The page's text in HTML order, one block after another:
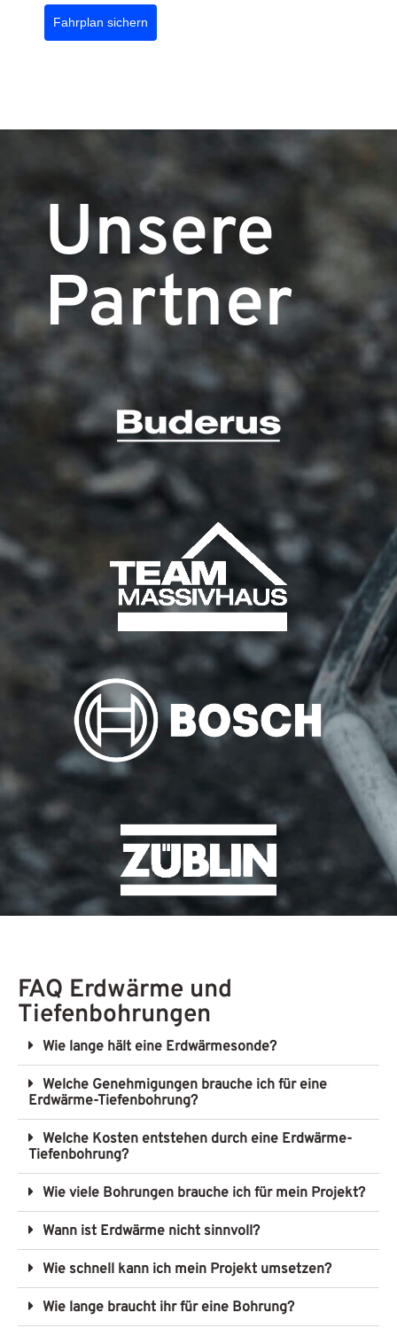
Fahrplan sichern
Unsere
Partner
FAQ Erdwärme und
Tiefenbohrungen
Wie lange hält eine Erdwärmesonde?
Welche Genehmigungen brauche ich für eine
Erdwärme-Tiefenbohrung?
Welche Kosten entstehen durch eine Erdwärme-
Tiefenbohrung?
Wie viele Bohrungen brauche ich für mein Projekt?
Wann ist Erdwärme nicht sinnvoll?
Wie schnell kann ich mein Projekt umsetzen?
Wie lange braucht ihr für eine Bohrung?